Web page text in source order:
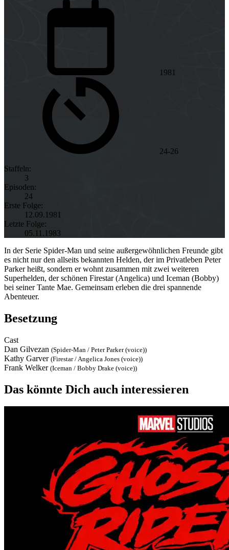
1981
24-26
Staffeln:
3
Episoden:
24
Erste Folge:
12.09.1981
Letzte Folge:
05.11.1983
In der Serie Spider-Man und seine außergewöhnlichen Freunde gibt
es nicht nur den allseits bekannten Helden, der im Privatleben Peter
Parker heißt, sondern er wohnt zusammen mit zwei weiteren
Superhelden, der schönen Firestar (Angelica) und Iceman (Bobby)
bei seiner Tante Mae. Gemeinsam erleben die drei spannende
Abenteuer.
Besetzung
Cast
Dan Gilvezan (Spider-Man / Peter Parker (voice))
Kathy Garver (Firestar / Angelica Jones (voice))
Frank Welker (Iceman / Bobby Drake (voice))
Das könnte Dich auch interessieren